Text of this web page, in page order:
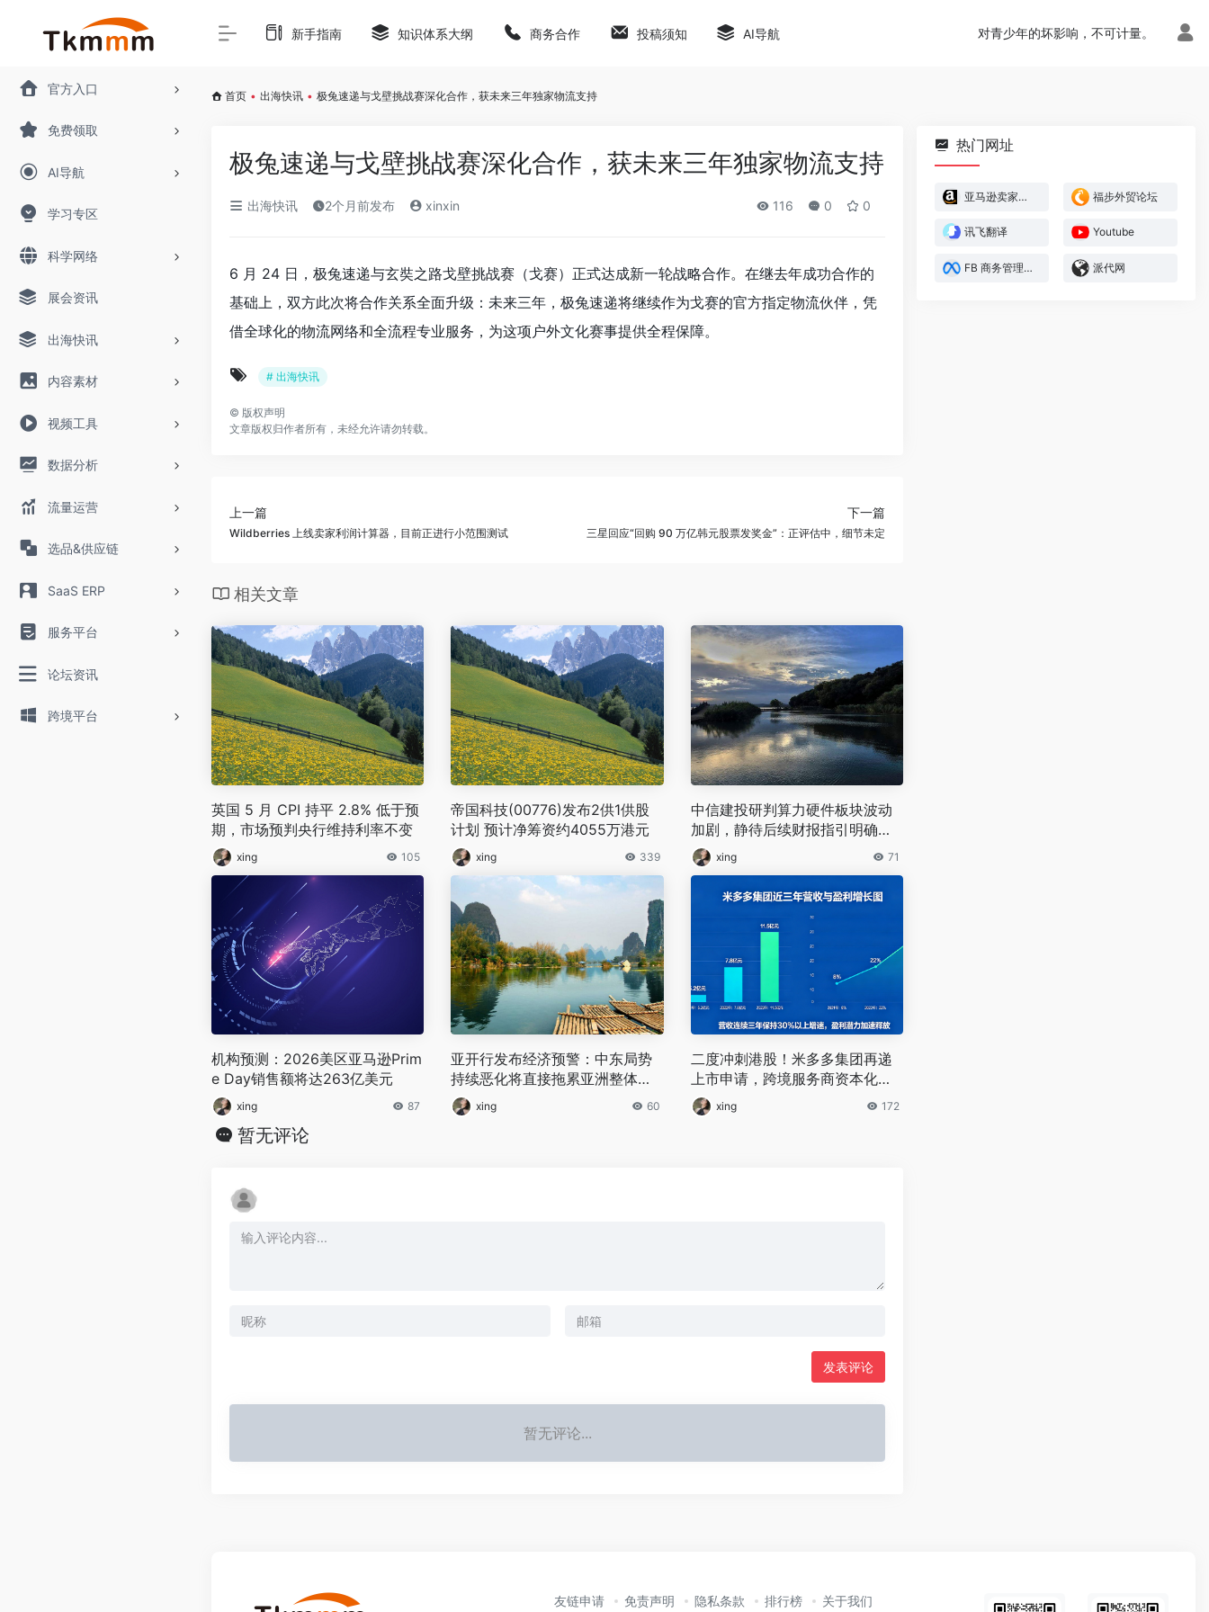
官方入口
免费领取
AI导航
学习专区
科学网络
展会资讯
出海快讯
内容素材
视频工具
数据分析
流量运营
选品&供应链
SaaS ERP
服务平台
论坛资讯
跨境平台
新手指南 知识体系大纲 商务合作 投稿须知 AI导航 对青少年的坏影响，不可计量。
首页 • 出海快讯 • 极兔速递与戈壁挑战赛深化合作，获未来三年独家物流支持
极兔速递与戈壁挑战赛深化合作，获未来三年独家物流支持
出海快讯 2个月前发布 xinxin 116 0 0
6 月 24 日，极兔速递与玄奘之路戈壁挑战赛（戈赛）正式达成新一轮战略合作。在继去年成功合作的
基础上，双方此次将合作关系全面升级：未来三年，极兔速递将继续作为戈赛的官方指定物流伙伴，凭
借全球化的物流网络和全流程专业服务，为这项户外文化赛事提供全程保障。
# 出海快讯
© 版权声明
文章版权归作者所有，未经允许请勿转载。
上一篇
Wildberries 上线卖家利润计算器，目前正进行小范围测试
下一篇
三星回应“回购 90 万亿韩元股票发奖金”：正评估中，细节未定
相关文章
英国 5 月 CPI 持平 2.8% 低于预
期，市场预判央行维持利率不变
xing 105
帝国科技(00776)发布2供1供股
计划 预计净筹资约4055万港元
xing 339
中信建投研判算力硬件板块波动
加剧，静待后续财报指引明确方
向
xing 71
机构预测：2026美区亚马逊Prim
e Day销售额将达263亿美元
xing 87
亚开行发布经济预警：中东局势
持续恶化将直接拖累亚洲整体经
济增长xing 60
二度冲刺港股！米多多集团再递
上市申请，跨境服务商资本化提
速
xing 172
暂无评论
发表评论
暂无评论...
热门网址
亚马逊卖家官方论坛 福步外贸论坛
讯飞翻译 Youtube
FB 商务管理平台 派代网
友链申请 免责声明 隐私条款 排行榜 关于我们